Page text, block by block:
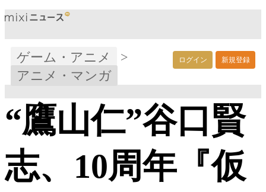
ログイン 新規登録
ゲーム・アニメ
>
アニメ・マンガ
“鷹山仁”谷口賢
志、10周年『仮